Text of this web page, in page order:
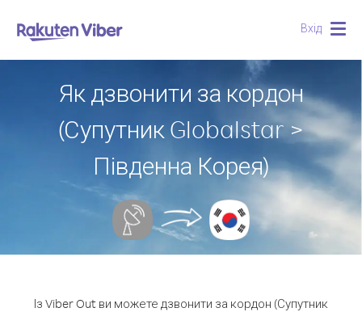
Вхід
Як дзвонити за кордон
(Супутник Globalstar >
Південна Корея)
Із Viber Out ви можете дзвонити за кордон (Супутник